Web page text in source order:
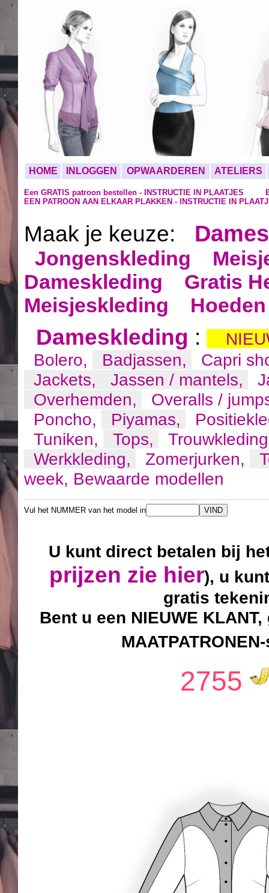
HOME INLOGGEN OPWAARDEREN ATELIERS
Een GRATIS patroon bestellen - INSTRUCTIE IN PLAATJES
EEN PATROON AAN ELKAAR PLAKKEN - INSTRUCTIE IN
Maak je keuze:
Jongenskleding
Dameskleding
Gratis
Meisjeskleding
Dameskleding :
Bolero,
Badjassen,
Capri
Jackets,
Jassen / mantels,
Overhemden,
Overalls /
Poncho,
Piyamas,
Tuniken,
Tops,
Werkkleding,
Zomerjurken,
week, Bewaarde modellen
Vul het NUMMER van het model in
U kunt direct betalen bij
prijzen zie hier), u
gratis
Bent u een NIEUWE
2755